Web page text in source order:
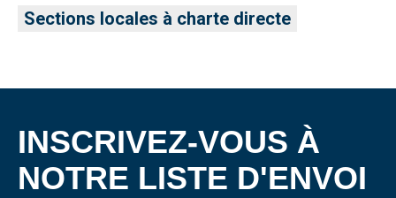
Sections locales à charte directe
INSCRIVEZ-VOUS À
NOTRE LISTE D'ENVOI